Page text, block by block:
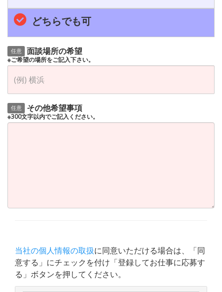
どちらでも可
任意 面談場所の希望
※ご希望の場所をご記入下さい。
任意 その他希望事項
※300文字以内でご記入ください。
当社の個人情報の取扱に同意いただける場合は、「同
意する」にチェックを付け「登録してお仕事に応募す
る」ボタンを押してください。